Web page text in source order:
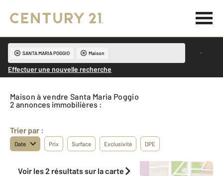
SANTA MARIA POGGIO Maison
Effectuer une nouvelle recherche
Maison à vendre Santa Maria Poggio
2 annonces immobilières :
Trier par :
Date Prix Surface Exclusivité DPE
Voir les 2 résultats sur la carte